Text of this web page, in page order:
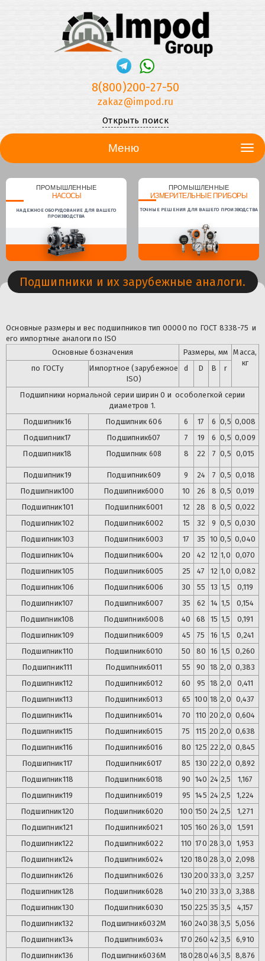
8(800)200-27-50
zakaz@impod.ru
Открыть поиск
Меню
ПРОМЫШЛЕННЫЕ
НАСОСЫ
НАДЕЖНОЕ ОБОРУДОВАНИЕ ДЛЯ ВАШЕГО
ПРОИЗВОДСТВА
ПРОМЫШЛЕННЫЕ
ИЗМЕРИТЕЛЬНЫЕ ПРИБОРЫ
ТОЧНЫЕ РЕШЕНИЯ ДЛЯ ВАШЕГО ПРОИЗВОДСТВА
Подшипники и их зарубежные аналоги.
Основные размеры и вес подшипников тип 00000 по ГОСТ 8338-75 и
его импортные аналоги по ISO
Основные бозначения
Размеры, мм
Масса,
кг
по ГОСТу
Импортное (зарубежное
ISO)
d D B r
Подшипники нормальной серии ширин 0 и особолегкой серии
диаметров 1.
Подшипник16 Подшипник 606 6 17 6 0,5 0,008
Подшипник17 Подшипник607 7 19 6 0,5 0,009
Подшипник18 Подшипник 608 8 22 7 0,5 0,015
Подшипник19 Подшипник609 9 24 7 0,5 0,018
Подшипник100 Подшипник6000 10 26 8 0,5 0,019
Подшипник101 Подшипник6001 12 28 8 0,5 0,022
Подшипник102 Подшипник6002 15 32 9 0,5 0,030
Подшипник103 Подшипник6003 17 35 10 0,5 0,040
Подшипник104 Подшипник6004 20 42 12 1,0 0,070
Подшипник105 Подшипник6005 25 47 12 1,0 0,082
Подшипник106 Подшипник6006 30 55 13 1,5
0,119
Подшипник107 Подшипник6007 35 62 14 1,5
0,154
Подшипник108 Подшипник6008 40 68 15 1,5
0,191
Подшипник109 Подшипник6009 45 75 16 1,5
0,241
Подшипник110 Подшипник6010 50 80 16 1,5
0,260
Подшипник111 Подшипник6011 55 90 18 2,0 0,383
Подшипник112 Подшипник6012 60 95 18 2,0
0,411
Подшипник113 Подшипник6013 65 100 18 2,0 0,437
Подшипник114 Подшипник6014 70 110 20 2,0 0,604
Подшипник115 Подшипник6015 75 115 20 2,0 0,638
Подшипник116 Подшипник6016 80 125 22 2,0 0,845
Подшипник117 Подшипник6017 85 130 22 2,0 0,892
Подшипник118 Подшипник6018 90 140 24 2,5
1,167
Подшипник119 Подшипник6019 95 145 24 2,5
1,224
Подшипник120 Подшипник6020 100 150 24 2,5
1,271
Подшипник121 Подшипник6021 105 160 26 3,0
1,591
Подшипник122 Подшипник6022 110 170 28 3,0
1,953
Подшипник124 Подшипник6024 120 180 28 3,0 2,098
Подшипник126 Подшипник6026 130 200 33 3,0 3,257
Подшипник128 Подшипник6028 140 210 33 3,0 3,388
Подшипник130 Подшипник6030 150 225 35 3,5
4,157
Подшипник132 Подшипник6032М 160 240 38 3,5 5,056
Подшипник134 Подшипник6034 170 260 42 3,5
6,910
Подшипник136 Подшипник6036М 180 280 46 3,5 8,876